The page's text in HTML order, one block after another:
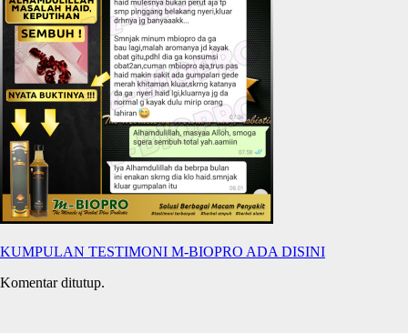
KUMPULAN TESTIMONI M-BIOPRO ADA DISINI
Komentar ditutup.